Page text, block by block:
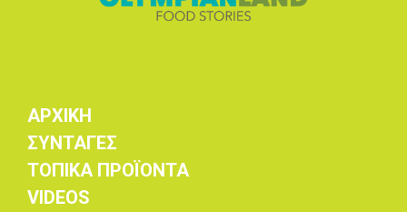
ΑΡΧΙΚΗ
ΣΥΝΤΑΓΕΣ
ΤΟΠΙΚΑ ΠΡΟΪΟΝΤΑ
VIDEOS